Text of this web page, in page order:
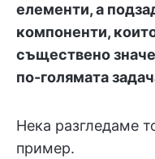
елементи, а
компоненти,
съществено
по-голямата
Нека разгледаме
пример.